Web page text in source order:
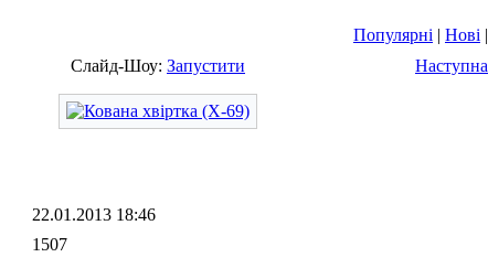
Популярні | Нові |
Слайд-Шоу: Запустити Наступна
22.01.2013 18:46
1507